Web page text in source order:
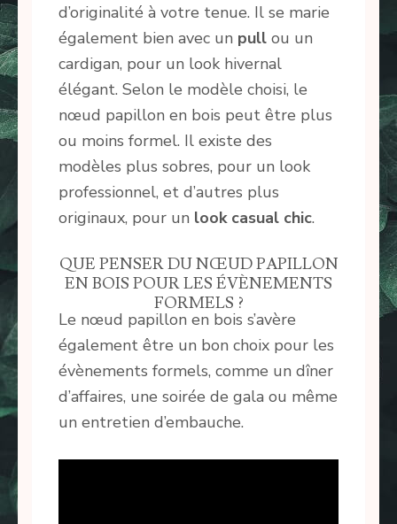
d’originalité à votre tenue. Il se marie
également bien avec un pull ou un
cardigan, pour un look hivernal
élégant. Selon le modèle choisi, le
nœud papillon en bois peut être plus
ou moins formel. Il existe des
modèles plus sobres, pour un look
professionnel, et d’autres plus
originaux, pour un look casual chic.
QUE PENSER DU NŒUD PAPILLON
EN BOIS POUR LES ÉVÈNEMENTS
FORMELS ?
Le nœud papillon en bois s’avère
également être un bon choix pour les
évènements formels, comme un dîner
d’affaires, une soirée de gala ou même
un entretien d’embauche.